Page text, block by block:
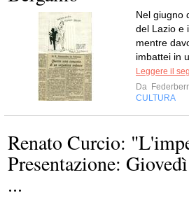
Nel giugno
del Lazio e
mentre
imbattei in
Leggere il
Da
CULTURA
Renato Curcio:
Presentazione:
...